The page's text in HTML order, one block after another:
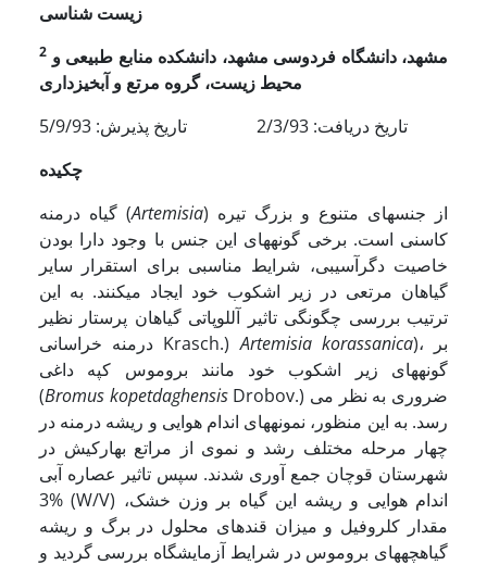
زیست شناسی
2
محیط زیست، گروه مرتع و آبخیزداری
تاریخ دریافت: 2/3/93 تاریخ پذیرش: 5/9/93
چکیده
گیاه درمنه (Artemisia) از جنس­های متنوع و بزرگ تیره
کاسنی است. برخی گونه­های این جنس با وجود دارا بودن
خاصیت دگرآسیبی، شرایط مناسبی برای استقرار سایر
گیاهان مرتعی در زیر اشکوب خود ایجاد می­کنند. به این
ترتیب بررسی چگونگی تاثیر آللوپاتی گیاهان پرستار نظیر
درمنه خراسانی Krasch.) Artemisia korassanica)، بر
گونه­های زیر اشکوب خود مانند بروموس کپه داغی
(Bromus kopetdaghensisDrobov.) ضروری به نظر می
رسد. به این منظور، نمونه­های اندام هوایی و ریشه درمنه در
چهار مرحله مختلف رشد و نموی از مراتع بهارکیش در
شهرستان قوچان جمع آوری شدند. سپس تاثیر عصاره آبی
3% (W/V) اندام هوایی و ریشه این گیاه بر وزن خشک،
مقدار کلروفیل و میزان قندهای محلول در برگ و ریشه
گیاهچه­های بروموس در شرایط آزمایشگاه بررسی گردید و